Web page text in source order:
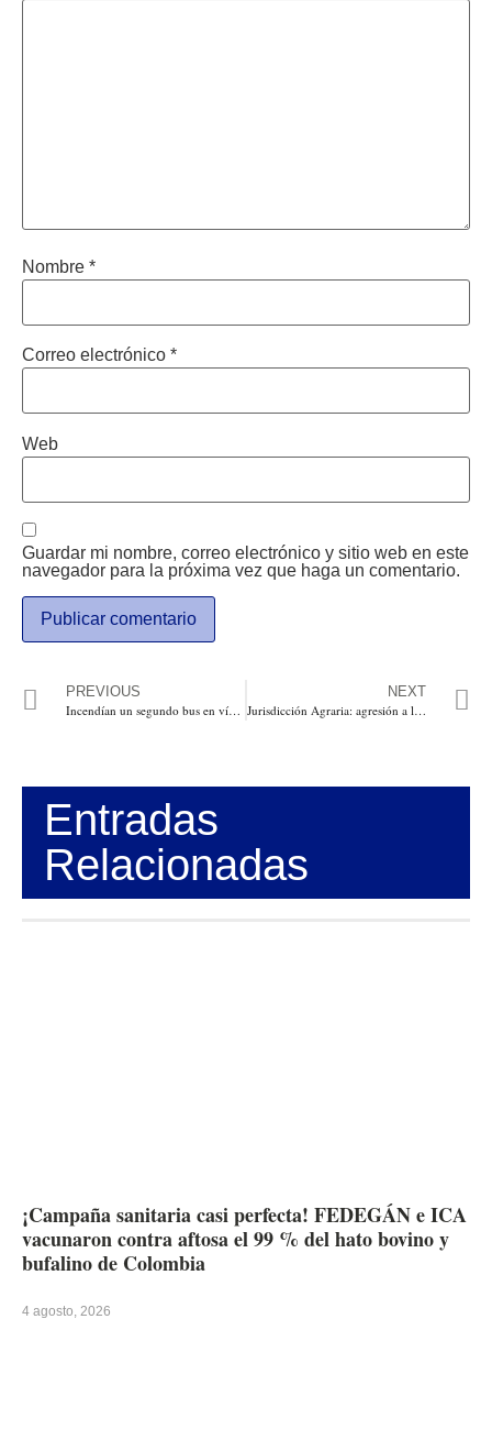
Nombre *
Correo electrónico *
Web
Guardar mi nombre, correo electrónico y sitio web en este
navegador para la próxima vez que haga un comentario.
PREVIOUS
Incendían un segundo bus en vías de Cundinamarca, cubría la ruta Fusagasugá, Cabrera, Cundinamarca
NEXT
Jurisdicción Agraria: agresión a la propiedad privada, asimetría y expropiación. Por: Miguel Ángel Lacouture
Entradas
Relacionadas
¡Campaña sanitaria casi perfecta! FEDEGÁN e ICA
vacunaron contra aftosa el 99 % del hato bovino y
bufalino de Colombia
4 agosto, 2026